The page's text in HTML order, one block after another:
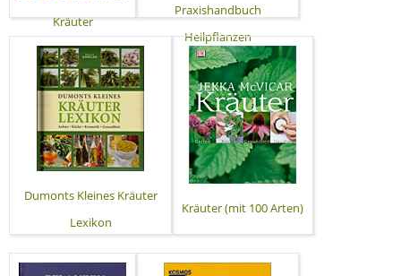
Kräuter
Praxishandbuch
Heilpflanzen
Dumonts Kleines Kräuter
Lexikon
Kräuter (mit 100 Arten)